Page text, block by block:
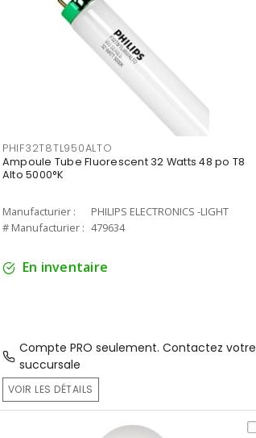
PHIF32T8TL950ALTO
Ampoule Tube Fluorescent 32 Watts 48 po T8
Alto 5000°K
Manufacturier :
PHILIPS ELECTRONICS -LIGHT
# Manufacturier : 479634
En inventaire
Compte PRO seulement. Contactez votre
succursale
VOIR LES DÉTAILS